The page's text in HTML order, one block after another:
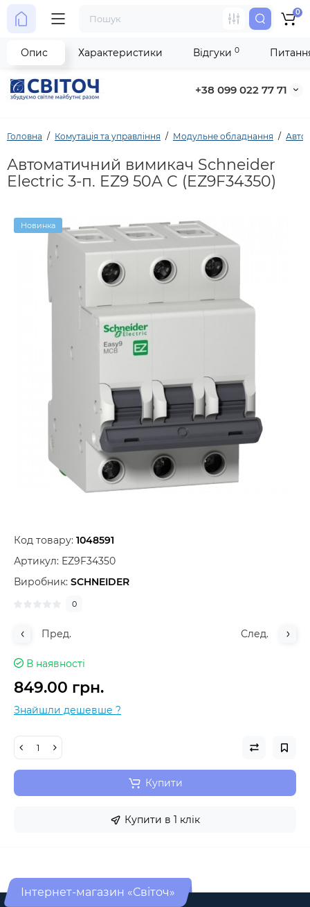
+38 099 022 77 71
0
Головна Комутація та управління Модульне обладнання
Автоматичний вимикач Schneider
Electric 3-п. EZ9 50A C (EZ9F34350)
Новинка
Код товару: 1048591
Артикул: EZ9F34350
Виробник: SCHNEIDER
0
Пред. След.
В наявності
849.00 грн.
Знайшли дешевше ?
Купити
Купити в 1 клік
Опис Характеристики Відгуки 0
Інтернет-магазин «Світоч»